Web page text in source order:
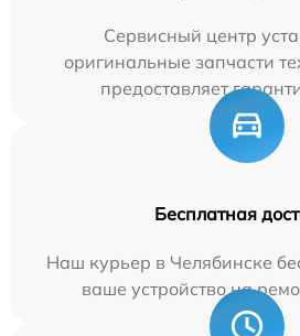
Сервисный центр
оригинальные запчасти
предоставляет
Бесплатная
Наш курьер в Челябинске
ваше устройство на